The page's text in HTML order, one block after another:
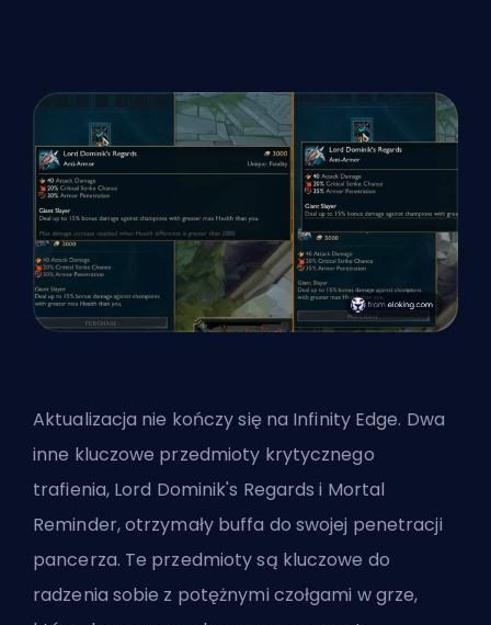
Aktualizacja nie kończy się na Infinity Edge. Dwa
inne kluczowe przedmioty krytycznego
trafienia, Lord Dominik's Regards i Mortal
Reminder, otrzymały buffa do swojej penetracji
pancerza. Te przedmioty są kluczowe do
radzenia sobie z potężnymi czołgami w grze,